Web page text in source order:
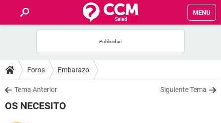
MENU
FOROS
SALUD
Foros Embarazo
Tema Anterior Siguiente Tema
OS NECESITO